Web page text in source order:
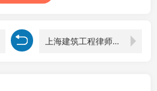
上海建筑工程律师视角下工程采购中的质量管理